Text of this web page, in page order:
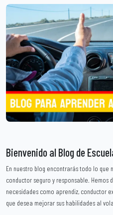
Bienvenido al Blog de
En nuestro blog encontrarás todo lo
conductor seguro y responsable.
necesidades como aprendiz, conductor
que desea mejorar sus habilidades al